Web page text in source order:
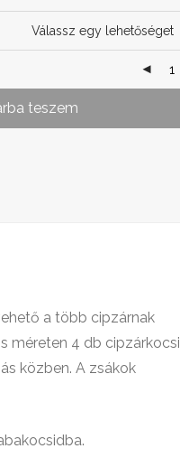
Válassz egy lehetőséget
teszem
a több cipzárnak
méreten 4 db cipzárkocsi
közben. A zsákok